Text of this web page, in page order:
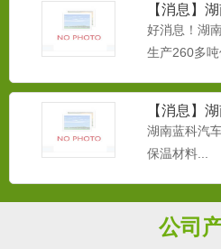
【消息】
司年生产
好消息！湖
生产260多吨
【消息】
司年生产
湖南蓝科汽
保温材料...
公司
PPR保温
央通道泡沫